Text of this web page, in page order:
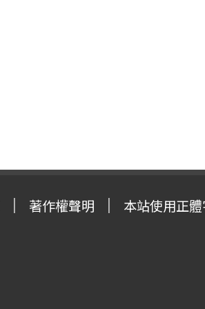
著作權聲明 本站使用正